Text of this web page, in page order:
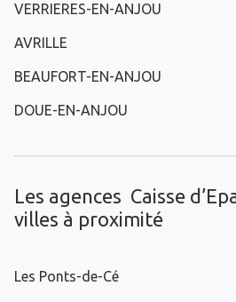
VERRIERES-EN-ANJOU
AVRILLE
BEAUFORT-EN-ANJOU
DOUE-EN-ANJOU
Les agences Caisse
villes à proximité
Les Ponts-de-Cé